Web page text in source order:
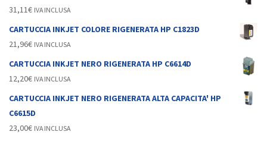
31,11€ IVA INCLUSA
CARTUCCIA INKJET COLORE RIGENERATA HP C1823D
21,96€ IVA INCLUSA
CARTUCCIA INKJET NERO RIGENERATA HP C6614D
12,20€ IVA INCLUSA
CARTUCCIA INKJET NERO RIGENERATA ALTA CAPACITA' HP
C6615D
23,00€ IVA INCLUSA